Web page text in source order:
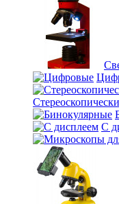
С